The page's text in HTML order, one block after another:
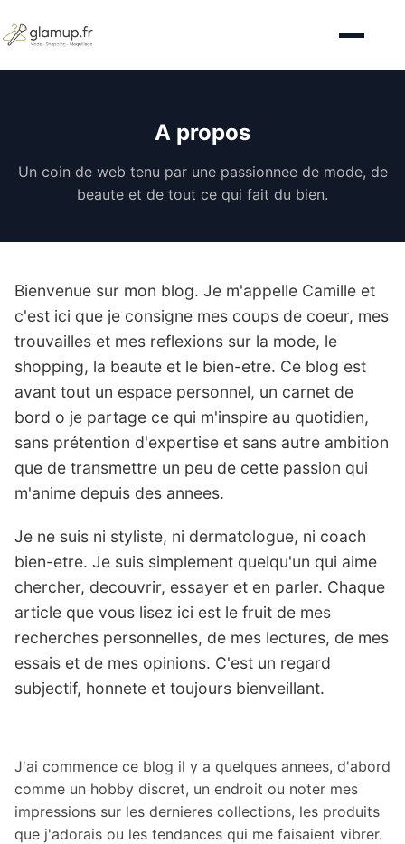
A propos
Un coin de web tenu par une passionnee de mode, de
beaute et de tout ce qui fait du bien.
Bienvenue sur mon blog. Je m'appelle Camille et
c'est ici que je consigne mes coups de coeur, mes
trouvailles et mes reflexions sur la mode, le
shopping, la beaute et le bien-etre. Ce blog est
avant tout un espace personnel, un carnet de
bord o je partage ce qui m'inspire au quotidien,
sans prétention d'expertise et sans autre ambition
que de transmettre un peu de cette passion qui
m'anime depuis des annees.
Je ne suis ni styliste, ni dermatologue, ni coach
bien-etre. Je suis simplement quelqu'un qui aime
chercher, decouvrir, essayer et en parler. Chaque
article que vous lisez ici est le fruit de mes
recherches personnelles, de mes lectures, de mes
essais et de mes opinions. C'est un regard
subjectif, honnete et toujours bienveillant.
J'ai commence ce blog il y a quelques annees, d'abord
comme un hobby discret, un endroit ou noter mes
impressions sur les dernieres collections, les produits
que j'adorais ou les tendances qui me faisaient vibrer.